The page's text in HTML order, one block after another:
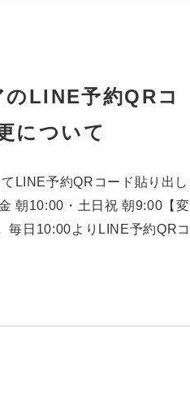
LINE予約QRコ
について
LINE予約QRコード貼り出し
朝10:00・土日祝 朝9:00【変
毎日10:00よりLINE予約QRコ